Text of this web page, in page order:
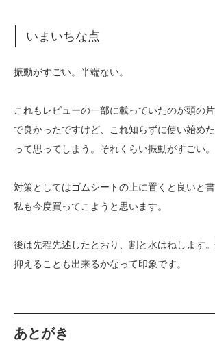
いまいちな点
振動がすごい。半端ない。
これもレビューの一部に載っていたのが頭の
で良かったですけど、これ知らずに使い始め
って思ってしまう。それくらい振動がすごい。
対策としてはゴムシートの上に置くと良いと書
私も今度買ってこようと思います。
後は先程先述したとおり、割と水はねします
抑えることも出来るかなって印象です。
あとがき